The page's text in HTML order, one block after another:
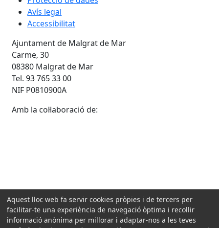
Avís legal
Accessibilitat
Ajuntament de Malgrat de Mar
Carme, 30
08380 Malgrat de Mar
Tel. 93 765 33 00
NIF P0810900A
Amb la col·laboració de:
Aquest lloc web fa servir cookies pròpies i de tercers per
facilitar-te una experiència de navegació òptima i recollir
informació anònima per millorar i adaptar-nos a les teves